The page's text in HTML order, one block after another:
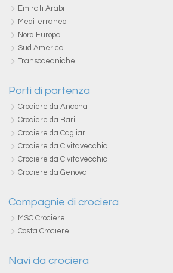
Emirati Arabi
Mediterraneo
Nord Europa
Sud America
Transoceaniche
Porti di partenza
Crociere da Ancona
Crociere da Bari
Crociere da Cagliari
Crociere da Civitavecchia
Crociere da Civitavecchia
Crociere da Genova
Compagnie di crociera
MSC Crociere
Costa Crociere
Navi da crociera